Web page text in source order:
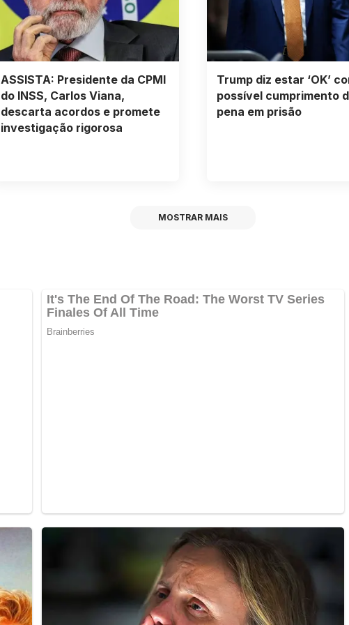
ASSISTA: Presidente da CPMI
do INSS, Carlos Viana,
descarta acordos e promete
investigação rigorosa
Trump diz estar ‘OK’
possível cumprimento
pena em prisão
MOSTRAR MAIS